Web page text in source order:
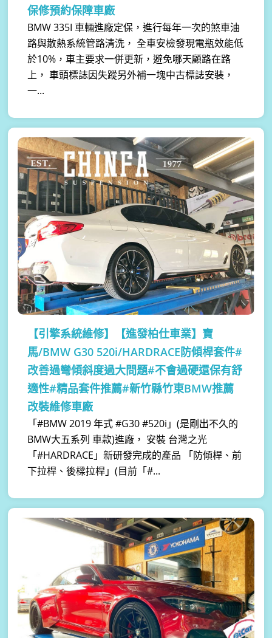
保修預約保障車廠
BMW 335I 車輛進廠定保，進行每年一次的煞車油
路與散熱系統管路清洗， 全車安檢發現電瓶效能低
於10%，車主要求一併更新，避免哪天顧路在路
上， 車頭標誌因失蹤另外補一塊中古標誌安裝，
一...
【引擎系統維修】
【進發柏仕車業】寶
馬/BMW G30 520i/HARDRACE防傾桿套件#
改善過彎傾斜度過大問題#不會過硬還保有舒
適性#精品套件推薦#新竹縣竹東BMW推薦
改裝維修車廠
「#BMW 2019 年式 #G30 #520i」(是剛出不久的
BMW大五系列 車款)進廠， 安裝 台灣之光
「#HARDRACE」新研發完成的產品 「防傾桿、前
下拉桿、後樑拉桿」(目前「#...